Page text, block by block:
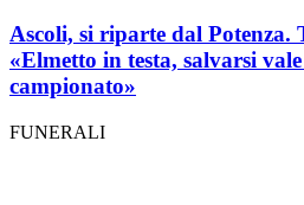
Ascoli, si riparte dal Potenza.
«Elmetto in testa, salvarsi
campionato»
FUNERALI